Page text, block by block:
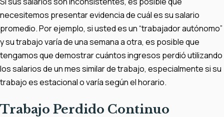
necesitemos presentar evidencia de cuál es su salario
promedio. Por ejemplo, si usted es un “trabajador autónomo”
y su trabajo varía de una semana a otra, es posible que
tengamos que demostrar cuántos ingresos perdió utilizando
los salarios de un mes similar de trabajo, especialmente si su
trabajo es estacional o varía según el horario.
Trabajo Perdido Continuo